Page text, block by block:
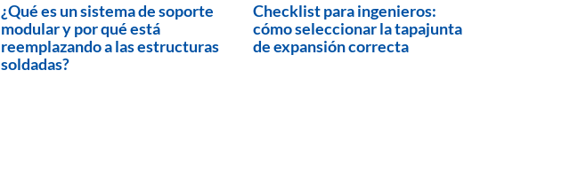
¿Qué es un sistema de soporte
modular y por qué está
reemplazando a las estructuras
soldadas?
Checklist para ingenieros:
cómo seleccionar la tapajunta
de expansión correcta